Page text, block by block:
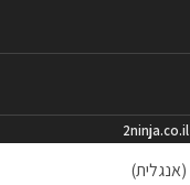
2ninja.co.il
(אנגלית)